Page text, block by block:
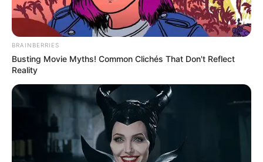
BRAINBERRIES
Busting Movie Myths! Common Clichés That Don't Reflect
Reality